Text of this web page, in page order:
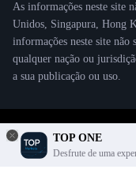
As informações neste site
Unidos, Singapura, Hong
informações neste site não
qualquer nação ou
a sua publicação ou uso.
TOP ONE
Desfrute de uma